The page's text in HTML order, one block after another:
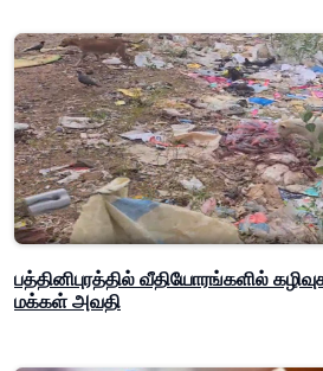
பத்தினிபுரத்தில் வீதியோரங்களில்
மக்கள் அவதி